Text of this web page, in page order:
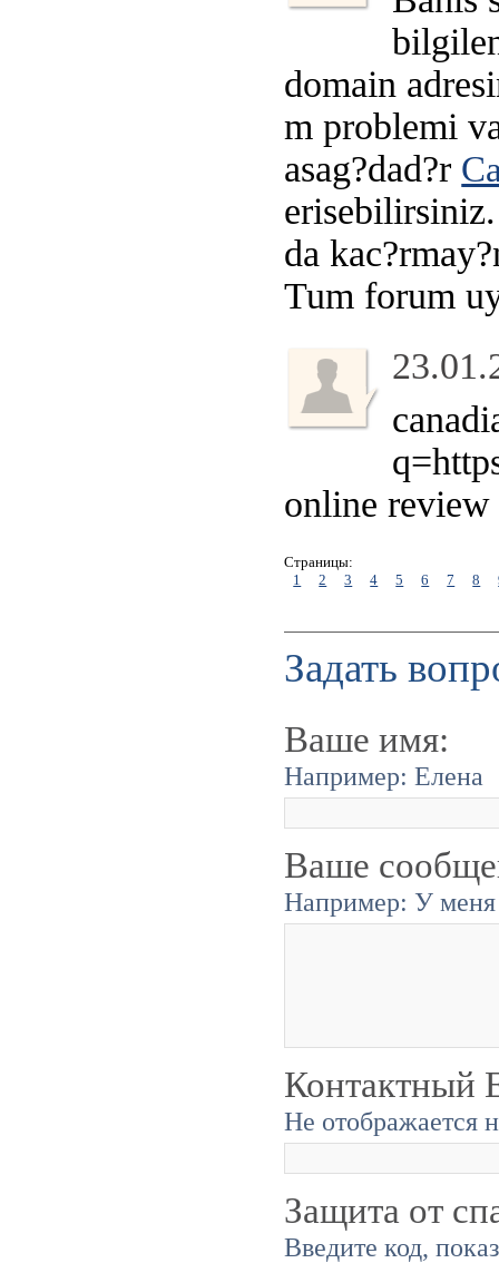
domain
m problemi
asag?dad?r
da
Tum forum
online review
Страницы:
1
2 3 4 5 6 7 8
Задать
Ваше имя:
Например: Елена
Ваше
Например: У меня
Контактный
Не отображается
Защита от
Введите код,